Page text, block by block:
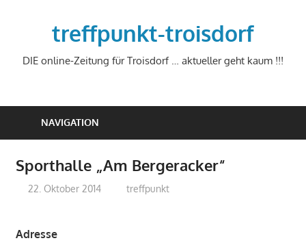
treffpunkt-troisdorf
DIE online-Zeitung für Troisdorf … aktueller geht kaum !!!
NAVIGATION
Sporthalle „Am Bergeracker“
22. Oktober 2014 treffpunkt
Adresse